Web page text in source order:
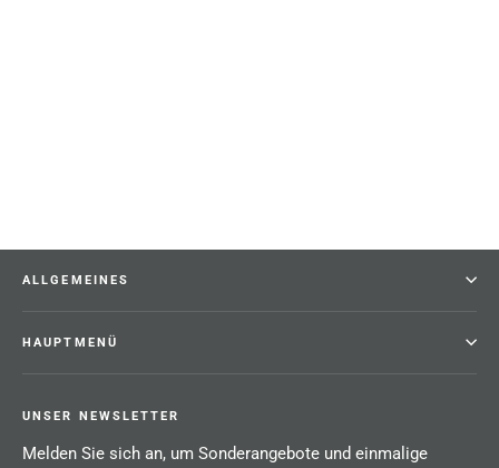
ALLGEMEINES
HAUPTMENÜ
UNSER NEWSLETTER
Melden Sie sich an, um Sonderangebote und einmalige